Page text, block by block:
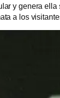
y genera ella
a los